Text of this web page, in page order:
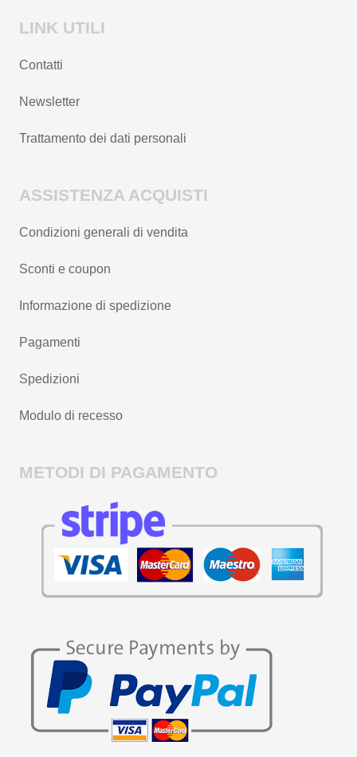
LINK UTILI
Contatti
Newsletter
Trattamento dei dati personali
ASSISTENZA ACQUISTI
Condizioni generali di vendita
Sconti e coupon
Informazione di spedizione
Pagamenti
Spedizioni
Modulo di recesso
METODI DI PAGAMENTO